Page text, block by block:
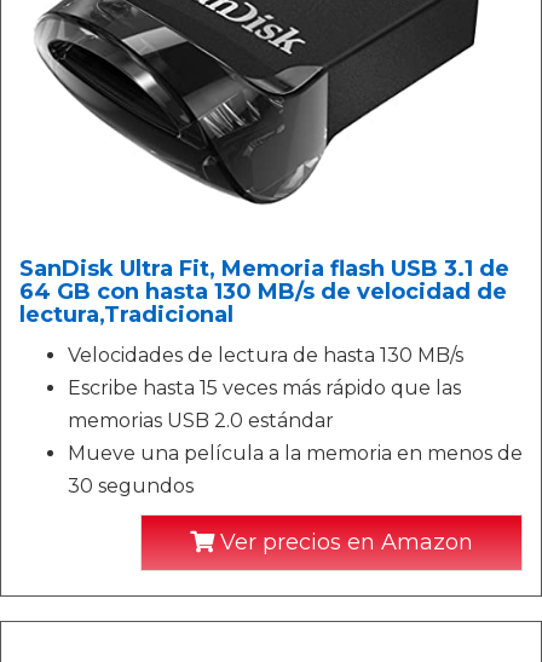
SanDisk Ultra Fit, Memoria flash USB 3.1 de
64 GB con hasta 130 MB/s de velocidad de
lectura,Tradicional
Velocidades de lectura de hasta 130 MB/s
Escribe hasta 15 veces más rápido que las
memorias USB 2.0 estándar
Mueve una película a la memoria en menos de
30 segundos
Ver precios en Amazon